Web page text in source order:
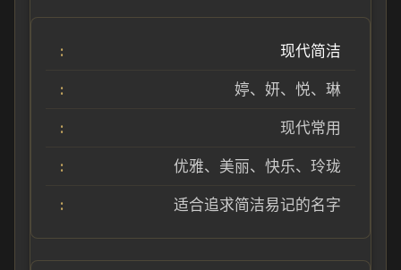
现代简洁
婷、妍、悦、琳
现代常用
优雅、美丽、快乐、玲珑
适合追求简洁易记的名字